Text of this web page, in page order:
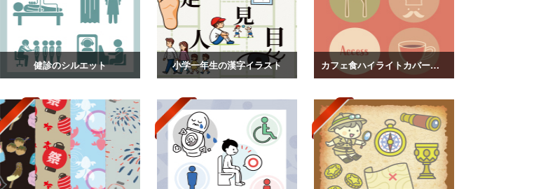
健診のシルエット 小学一年生の漢字イラスト カフェ食ハイライトカバーイラスト